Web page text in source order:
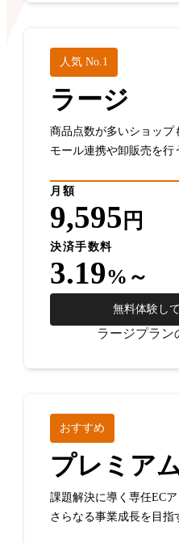
人気 No.1
ラージ
商品点数が多いショップ
モール連携や卸販売を行
月額
9,595 円
決済手数料
3.19%～
無料体験し
ラージプラン
おすすめ
プレミア
課題解決に導く専任EC
さらなる事業成長を目指